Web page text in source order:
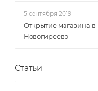
5 сентября 2019
Открытие магазина в
Новогиреево
Статьи